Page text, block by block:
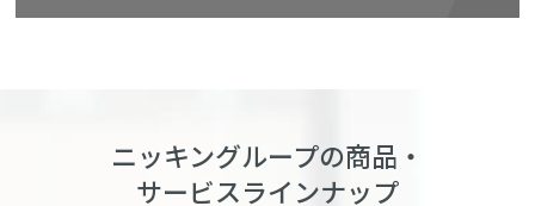
ニッキングループの商品・
サービスラインナップ